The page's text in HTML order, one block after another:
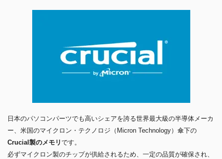
日本のパソコンパーツでも高いシェアを誇る世界最大級の半導体メーカ
ー、米国のマイクロン・テクノロジ（Micron Technology）傘下の
Crucial製のメモリです。
必ずマイクロン製のチップが供給されるため、一定の品質が確保され、